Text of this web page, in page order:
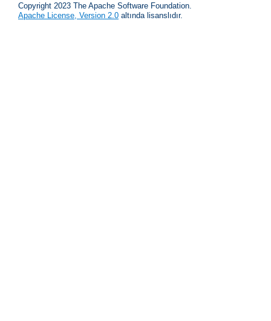
Copyright 2023 The Apache Software Foundation.
Apache License, Version 2.0 altında lisanslıdır.